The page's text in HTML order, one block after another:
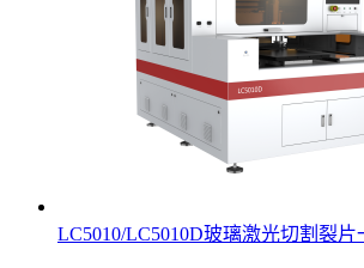
LC5010/LC5010D玻璃激光切割裂片